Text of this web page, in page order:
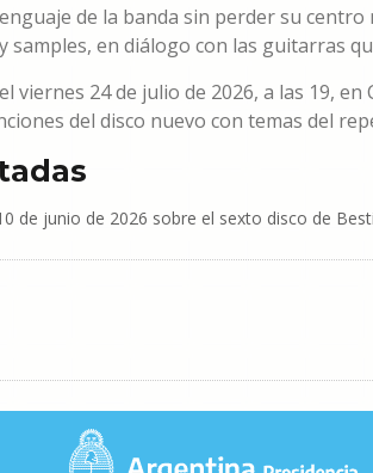
de la banda sin perder su
samples, en diálogo con las guitarras
viernes 24 de julio de 2026, a las 19, en
del disco nuevo con temas del
de junio de 2026 sobre el sexto disco de